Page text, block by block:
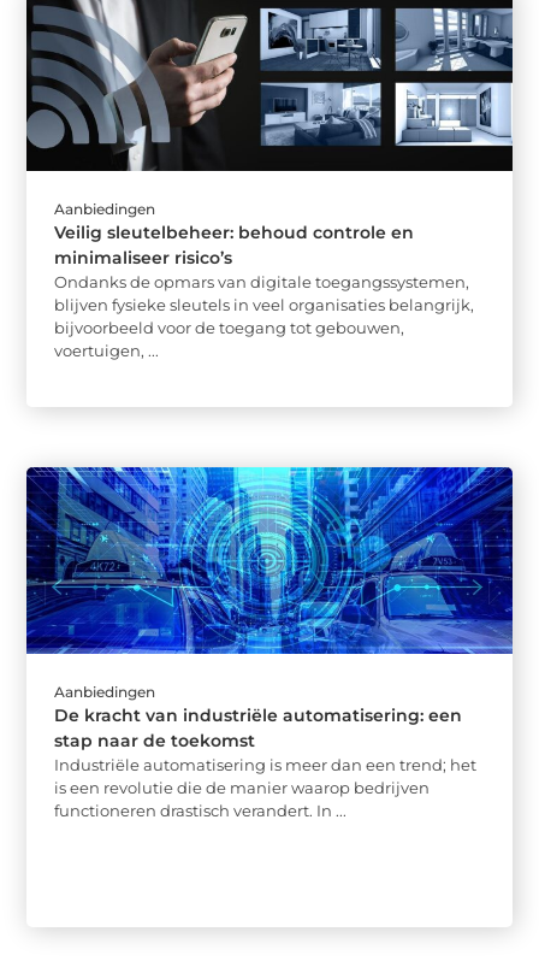
Aanbiedingen
Veilig sleutelbeheer: behoud controle en
minimaliseer risico’s
Ondanks de opmars van digitale toegangssystemen,
blijven fysieke sleutels in veel organisaties belangrijk,
bijvoorbeeld voor de toegang tot gebouwen,
voertuigen, ...
Aanbiedingen
De kracht van industriële automatisering: een
stap naar de toekomst
Industriële automatisering is meer dan een trend; het
is een revolutie die de manier waarop bedrijven
functioneren drastisch verandert. In ...